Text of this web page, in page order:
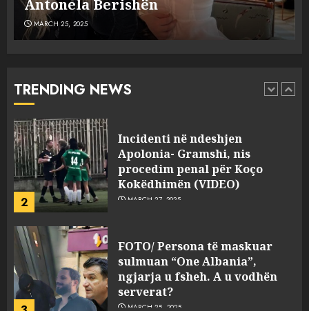
plagosën!
MARCH 25, 2025
TRENDING NEWS
1
Punonjësja e UKT akuzon
pasuri të pajustifikuar
2
Incidenti në ndeshjen
Apolonia- Gramshi, nis
procedim penal për Koço
Kokëdhimën (VIDEO)
MARCH 27, 2025
FOTO/ Persona të maskuar
sulmuan “One Albania”,
ngjarja u fsheh. A u vodhën
serverat?
MARCH 25, 2025